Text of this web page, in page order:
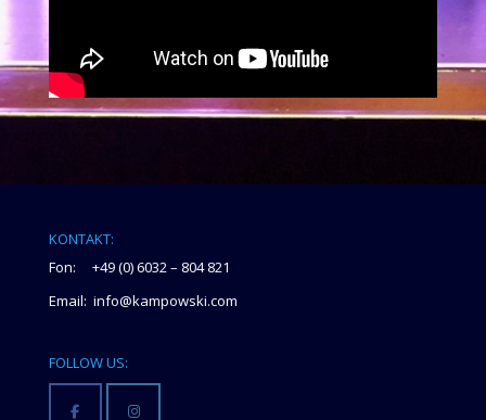
KONTAKT:
Fon: +49 (0) 6032 – 804 821
Email: info@kampowski.com
FOLLOW US: